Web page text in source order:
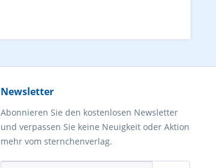
Newsletter
Abonnieren Sie den kostenlosen Newsletter
und verpassen Sie keine Neuigkeit oder Aktion
mehr vom sternchenverlag.